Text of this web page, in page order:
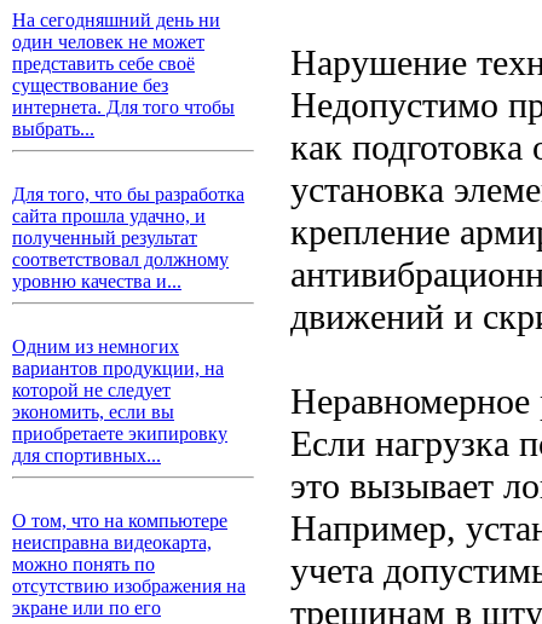
На сегодняшний день ни
один человек не может
представить себе своё
существование без
интернета. Для того чтобы
выбрать...
Для того, что бы разработка
сайта прошла удачно, и
полученный результат
соответствовал должному
уровню качества и...
Одним из немногих
вариантов продукции, на
которой не следует
экономить, если вы
приобретаете экипировку
для спортивных...
О том, что на компьютере
неисправна видеокарта,
можно понять по
отсутствию изображения на
экране или по его
Нарушение
Недопустимо
как
установка
крепление
движений и
Неравномерное
Если нагрузка
это вызывает
Например,
учета
трещинам в